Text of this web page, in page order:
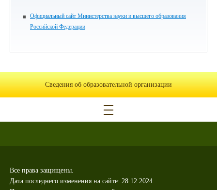
Официальный сайт Министерства науки и высшего образования
Российской Федерации
Сведения об образовательной организации
Все права защищены.
Дата последнего изменения на сайте: 28.12.2024